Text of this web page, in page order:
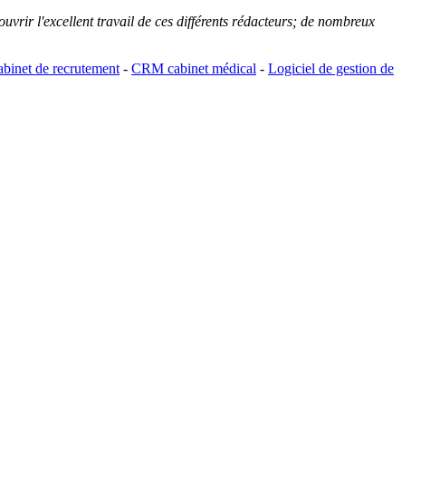
l'excellent travail de ces différents rédacteurs; de nombreux
de recrutement- CRM cabinet médical - Logiciel de gestion de